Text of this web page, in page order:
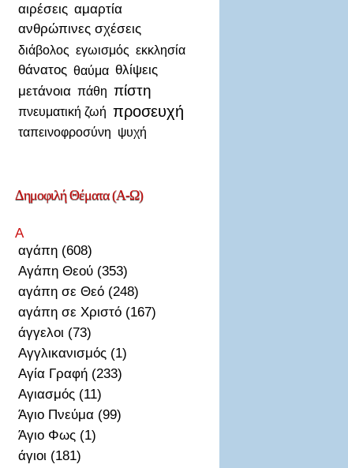
αιρέσεις αμαρτία
ανθρώπινες σχέσεις
διάβολος εγωισμός εκκλησία
θάνατος θαύμα θλίψεις
μετάνοια πάθη πίστη
πνευματική ζωή προσευχή
ταπεινοφροσύνη ψυχή
ΔημοφιλήΘέματα (Α-Ω)
Α
αγάπη (608)
Αγάπη Θεού (353)
αγάπη σε Θεό (248)
αγάπη σε Χριστό (167)
άγγελοι (73)
Αγγλικανισμός (1)
Αγία Γραφή (233)
Αγιασμός (11)
Άγιο Πνεύμα (99)
Άγιο Φως (1)
άγιοι (181)